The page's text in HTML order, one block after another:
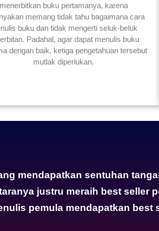
menerbitkan buku pertamanya, karena
memang tidak tahu bagaimana cara
buku dan tidak mengerti seluk-beluk
Padahal, agar dapat menulis buku
dengan baik, ketiga pengetahuan tersebut
mutlak diperlukan.
mendapatkan sentuhan
justru meraih best seller
pemula mendapatkan best